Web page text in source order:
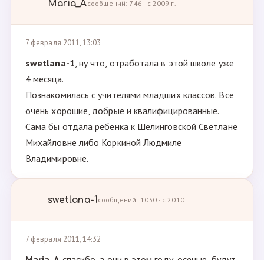
Maria_Aсообщений: 746 · с 2009 г.
7 февраля 2011, 13:03
swetlana-1, ну что, отработала в этой школе уже
4 месяца.
Познакомилась с учителями младших классов. Все
очень хорошие, добрые и квалифицированные.
Сама бы отдала ребенка к Шелинговской Светлане
Михайловне либо Коркиной Людмиле
Владимировне.
swetlana-1сообщений: 1030 · с 2010 г.
7 февраля 2011, 14:32